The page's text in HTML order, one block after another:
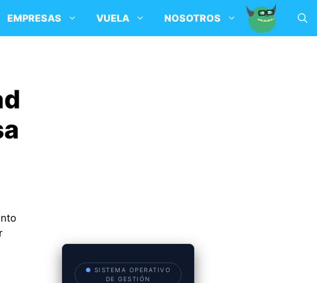
EMPRESAS VUELA NOSOTROS
● SISTEMA OPERATIVO
DE GESTIÓN